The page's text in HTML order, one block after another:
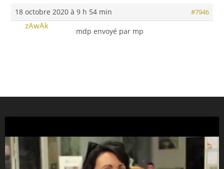
18 octobre 2020 à 9 h 54 min #7946
zAwAk
mdp envoyé par mp